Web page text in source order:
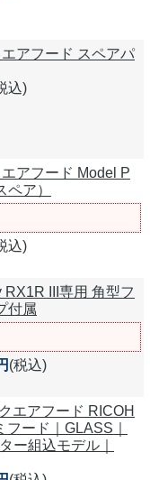
アフード スペアパ
込)
アフード Model P
ア）
込)
III専用 角型フ
付属
(税込)
エアフード RICOH
ード｜GLASS｜
ー組込モデル｜